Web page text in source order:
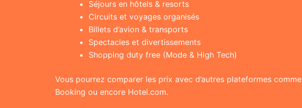
Séjours en hôtels & resorts
Circuits et voyages organisés
Billets d’avion & transports
Spectacles et divertissements
Shopping duty free (Mode & High Tech)
Vous pourrez comparer les prix avec d’autres plateformes comme
Booking ou encore Hotel.com.